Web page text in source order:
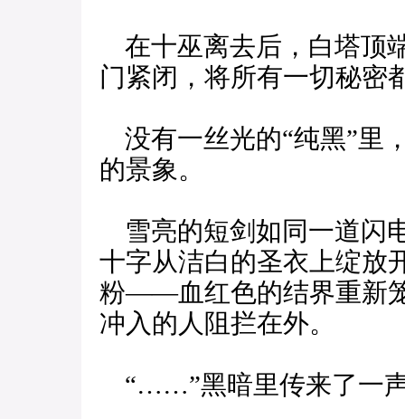
在十巫离去后，白塔顶
门紧闭，将所有一切秘密
没有一丝光的“纯黑”里
的景象。
雪亮的短剑如同一道闪
十字从洁白的圣衣上绽放
粉——血红色的结界重新
冲入的人阻拦在外。
“……”黑暗里传来了一声